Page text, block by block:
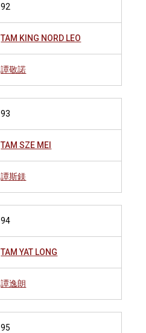
92
TAM KING NORD LEO
譚敬諾
93
TAM SZE MEI
譚斯鎂
94
TAM YAT LONG
譚逸朗
95